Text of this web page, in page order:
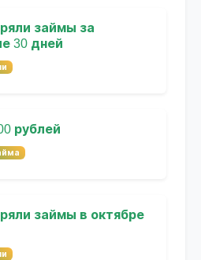
займы за
30 дней
рублей
займы в октябре